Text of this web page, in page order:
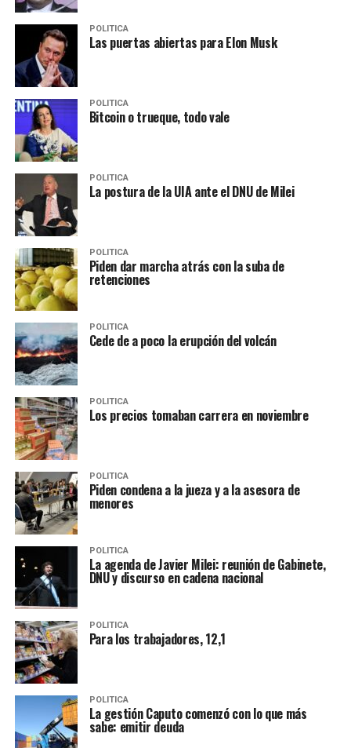
POLITICA
Las puertas abiertas para Elon Musk
POLITICA
Bitcoin o trueque, todo vale
POLITICA
La postura de la UIA ante el DNU de Milei
POLITICA
Piden dar marcha atrás con la suba de
retenciones
POLITICA
Cede de a poco la erupción del volcán
POLITICA
Los precios tomaban carrera en noviembre
POLITICA
Piden condena a la jueza y a la asesora de
menores
POLITICA
La agenda de Javier Milei: reunión de Gabinete,
DNU y discurso en cadena nacional
POLITICA
Para los trabajadores, 12,1
POLITICA
La gestión Caputo comenzó con lo que más
sabe: emitir deuda